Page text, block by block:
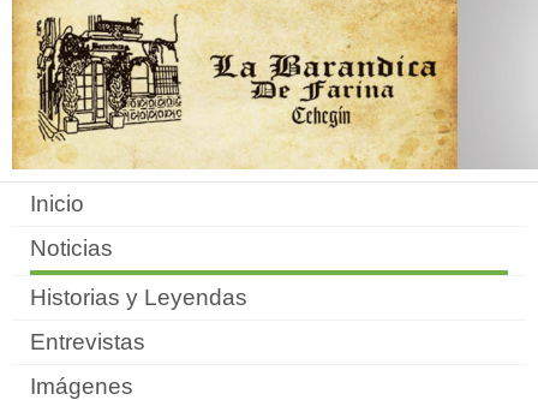
Inicio
Noticias
Historias y Leyendas
Entrevistas
Imágenes